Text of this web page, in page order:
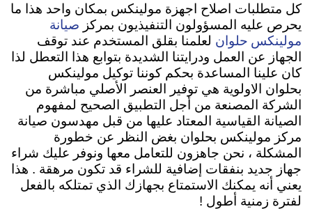
كل متطلبات اصلاح اجهزة مولينكس بمكان واحد هذا ما
يحرص عليه المسؤولون التنفيذيون بمركز صيانة
مولينكس حلوان لعلمنا بقلق المستخدم عند توقف
الجهاز عن العمل ودرايتنا الشديدة بتوابع هذا التعطل لذا
كان علينا المساعدة بحكم كوننا توكيل مولينكس
بحلوان الاولوية هي توفير العنصر الأصلي مباشرة من
الشركة المصنعة من أجل التطبيق الصحيح لمفهوم
الصيانة القياسية المعتاد عليها من قبل مهدسون صيانة
مركز مولينكس بحلوان بغض النظر عن خطورة
المشكلة ، نحن جاهزون للتعامل معها ونوفر عليك شراء
جهاز جديد بنفقات إضافية للشراء قد تكون مرهقة . هذا
يعني أنه يمكنك الاستمتاع بجهازك الذي تمتلكه بالفعل
لفترة زمنية أطول !